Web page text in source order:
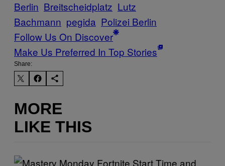
Berlin Breitscheidplatz Lutz
Bachmann pegida Polizei Berlin
Follow Us On Discover
Make Us Preferred In Top Stories
Share:
MORE
LIKE THIS